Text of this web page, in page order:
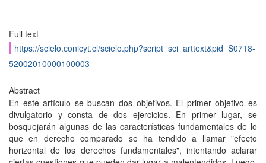
Full text
https://scielo.conicyt.cl/scielo.php?script=sci_arttext&pid=S0718-
52002010000100003
Abstract
En este artículo se buscan dos objetivos. El primer objetivo es
divulgatorio y consta de dos ejercicios. En primer lugar, se
bosquejarán algunas de las características fundamentales de lo
que en derecho comparado se ha tendido a llamar "efecto
horizontal de los derechos fundamentales", intentando aclarar